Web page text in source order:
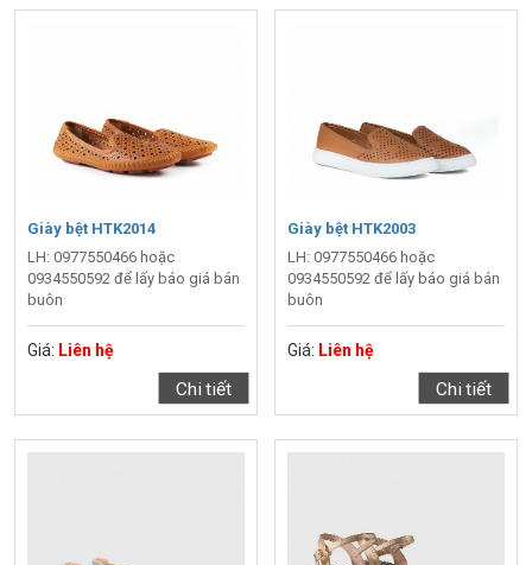
Giày bệt HTK2014
LH: 0977550466 hoặc
0934550592 để lấy báo giá bán
buôn
Giá: Liên hệ
Chi tiết
Giày bệt HTK2003
LH: 0977550466 hoặc
0934550592 để lấy báo giá bán
buôn
Giá: Liên hệ
Chi tiết